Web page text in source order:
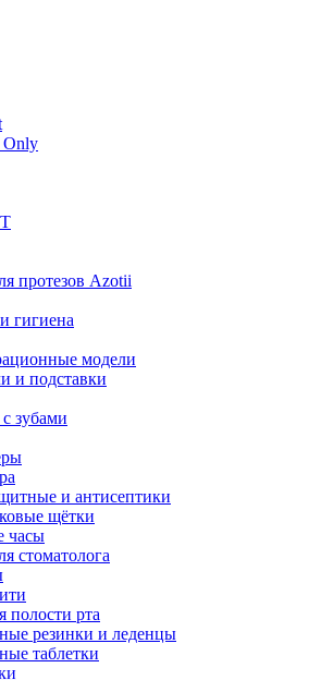
Only
протезов Azotii
гигиена
модели
и подставки
зубами
и антисептики
щётки
часы
стоматолога
полости рта
резинки и леденцы
таблетки